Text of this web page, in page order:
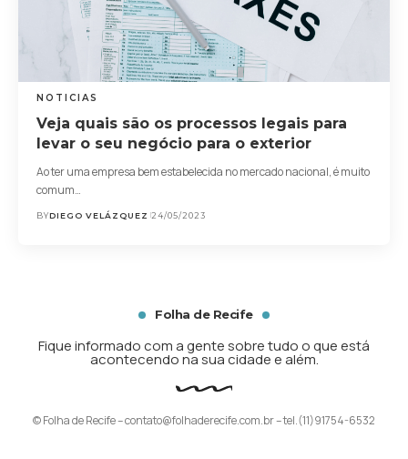
NOTICIAS
Veja quais são os processos legais para
levar o seu negócio para o exterior
Ao ter uma empresa bem estabelecida no mercado nacional, é muito
comum…
BYDIEGO VELÁZQUEZ 24/05/2023
Folha de Recife
Fique informado com a gente sobre tudo o que está
acontecendo na sua cidade e além.
© Folha de Recife –contato@folhaderecife.com.br– tel.(11)91754-6532